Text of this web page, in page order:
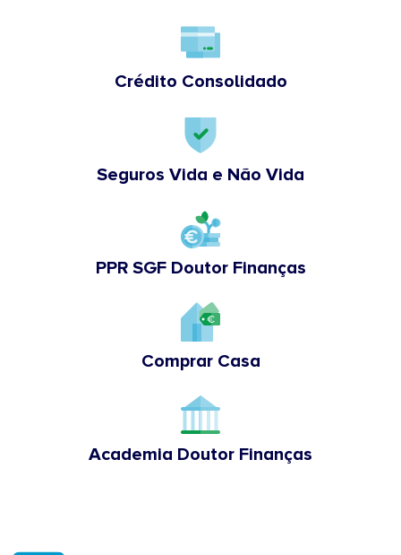
Crédito Consolidado
Seguros Vida e Não Vida
PPR SGF Doutor Finanças
Comprar Casa
Academia Doutor Finanças